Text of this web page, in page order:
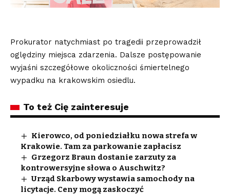
Prokurator natychmiast po tragedii przeprowadził
oględziny miejsca zdarzenia. Dalsze postępowanie
wyjaśni szczegółowe okoliczności śmiertelnego
wypadku na krakowskim osiedlu.
To też Cię zainteresuje
Kierowco, od poniedziałku nowa strefa w
Krakowie. Tam za parkowanie zapłacisz
Grzegorz Braun dostanie zarzuty za
kontrowersyjne słowa o Auschwitz?
Urząd Skarbowy wystawia samochody na
licytacje. Ceny mogą zaskoczyć